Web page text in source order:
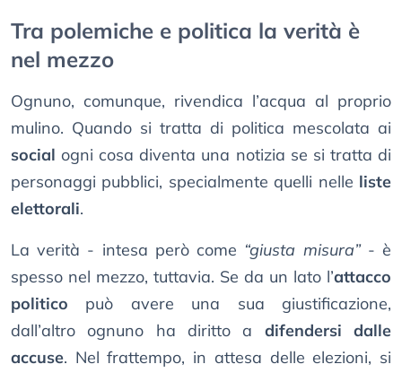
Tra polemiche e politica la verità è
nel mezzo
Ognuno, comunque, rivendica l’acqua al proprio
mulino. Quando si tratta di politica mescolata ai
social ogni cosa diventa una notizia se si tratta di
personaggi pubblici, specialmente quelli nelle liste
elettorali.
La verità - intesa però come “giusta misura”- è
spesso nel mezzo, tuttavia. Se da un lato l’attacco
politico può avere una sua giustificazione,
dall’altro ognuno ha diritto a difendersi dalle
accuse. Nel frattempo, in attesa delle elezioni, si